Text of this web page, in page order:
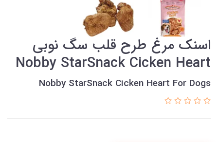
اسنک مرغ طرح قلب سگ نوبی
Nobby StarSnack Cicken Heart
Nobby StarSnack Cicken Heart For Dogs